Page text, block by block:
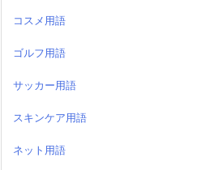
コスメ用語
ゴルフ用語
サッカー用語
スキンケア用語
ネット用語